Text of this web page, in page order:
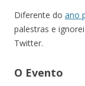
Diferente do ano
palestras e
Twitter.
O Evento